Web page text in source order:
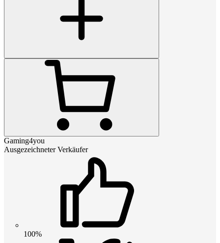
Gaming4you
Ausgezeichneter Verkäufer
100%